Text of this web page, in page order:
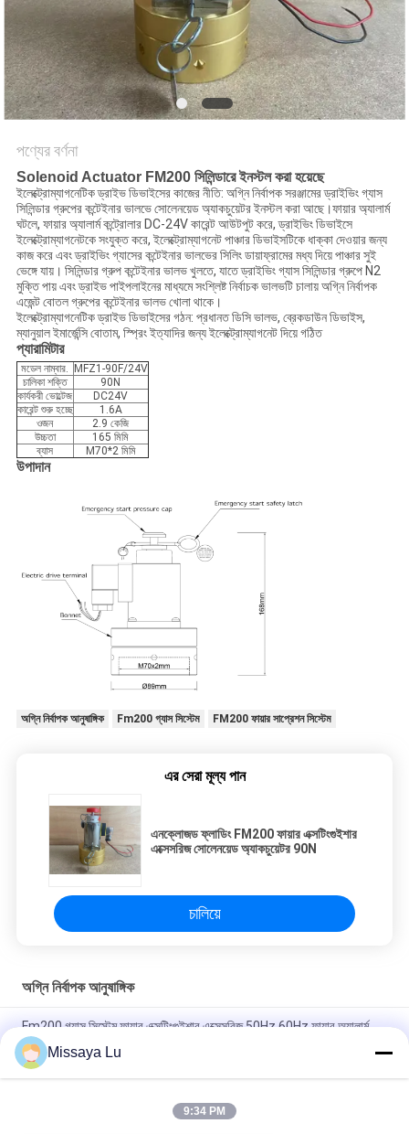
পণ্যের বর্ণনা
Solenoid Actuator FM200 সিলিন্ডারে ইনস্টল করা হয়েছে
ইলেক্ট্রোম্যাগনেটিক ড্রাইভ ডিভাইসের কাজের নীতি: অগ্নি নির্বাপক সরঞ্জামের ড্রাইভিং গ্যাস
সিলিন্ডার গ্রুপের কন্টেইনার ভালভে সোলেনয়েড অ্যাকচুয়েটর ইনস্টল করা আছে।ফায়ার অ্যালার্ম
ঘটলে, ফায়ার অ্যালার্ম কন্ট্রোলার DC-24V কারেন্ট আউটপুট করে, ড্রাইভিং ডিভাইসে
ইলেক্ট্রোম্যাগনেটকে সংযুক্ত করে, ইলেক্ট্রোম্যাগনেট পাঞ্চার ডিভাইসটিকে ধাক্কা দেওয়ার জন্য
কাজ করে এবং ড্রাইভিং গ্যাসের কন্টেইনার ভালভের সিলিং ডায়াফ্রামের মধ্য দিয়ে পাঞ্চার সুই
ভেঙ্গে যায়। সিলিন্ডার গ্রুপ কন্টেইনার ভালভ খুলতে, যাতে ড্রাইভিং গ্যাস সিলিন্ডার গ্রুপে N2
মুক্তি পায় এবং ড্রাইভ পাইপলাইনের মাধ্যমে সংশ্লিষ্ট নির্বাচক ভালভটি চালায় অগ্নি নির্বাপক
এজেন্ট বোতল গ্রুপের কন্টেইনার ভালভ খোলা থাকে।
ইলেক্ট্রোম্যাগনেটিক ড্রাইভ ডিভাইসের গঠন: প্রধানত ডিসি ভালভ, ব্রেকডাউন ডিভাইস,
ম্যানুয়াল ইমার্জেন্সি বোতাম, স্প্রিং ইত্যাদির জন্য ইলেক্ট্রোম্যাগনেট দিয়ে গঠিত
প্যারামিটার
মডেল নাম্বার.
MFZ1-90F/24V
চালিকা শক্তি
90N
কার্যকরী ভোল্টেজ
DC24V
কারেন্ট শুরু হচ্ছে
1.6A
ওজন
2.9 কেজি
উচ্চতা
165 মিমি
ব্যাস
M70*2 মিমি
উপাদান
অগ্নি নির্বাপক আনুষাঙ্গিক Fm200 গ্যাস সিস্টেম FM200 ফায়ার সাপ্রেশন সিস্টেম
এর সেরা মূল্য পান
এনক্লোজড ফ্লাডিং FM200 ফায়ার এক্সটিংগুইশার
এক্সেসরিজ সোলেনয়েড অ্যাকচুয়েটর 90N
চালিয়ে
অগ্নি নির্বাপক আনুষাঙ্গিক
Fm200 গ্যাস সিস্টেম ফায়ার এক্সটিংগুইশার এক্সেসরিজ 50Hz 60Hz ফায়ার অ্যালার্ম
কন্ট্রোল প্যানেল
FM200 ফায়ার সাপ্রেশন সিস্টেম 1.2Mpa G1 নিউমেটিক অ্যাকচুয়েটর 150N
সিলিন্ডারে ইনস্টল করা সোলিনয়েড অ্যাকচুয়েটর অ-ক্ষয়কারী NOVEC 1230 অগ্নি
Missaya Lu
9:34 PM